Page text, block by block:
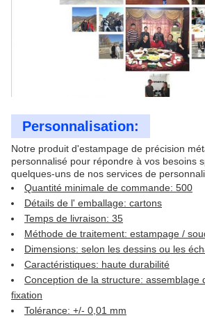
Personnalisation:
Notre produit d'estampage de précision
personnalisé pour répondre à vos besoins
quelques-uns de nos services de
Quantité minimale de commande: 500
Détails de l' emballage: cartons
Temps de livraison: 35
Méthode de traitement: estampage /
Dimensions: selon les dessins ou les
Caractéristiques: haute durabilité
Conception de la structure: assemblage
fixation
Tolérance: +/- 0,01 mm